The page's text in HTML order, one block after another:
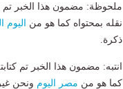
ملحوظة: مضمون هذا الخبر تم
نقله بمحتواه كما هو من
اليوم
ذكرة.
انتبه: مضمون هذا الخبر تم
كما هو من مصر اليوم ونحن